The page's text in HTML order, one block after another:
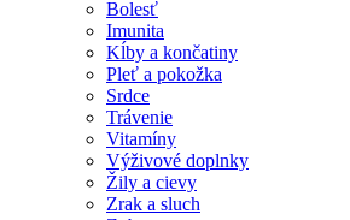
Bolesť
Imunita
Kĺby a končatiny
Pleť a pokožka
Srdce
Trávenie
Vitamíny
Výživové doplnky
Žily a cievy
Zrak a sluch